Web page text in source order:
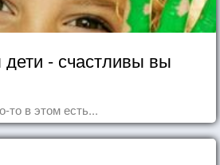
- счастливы вы
то в этом есть...